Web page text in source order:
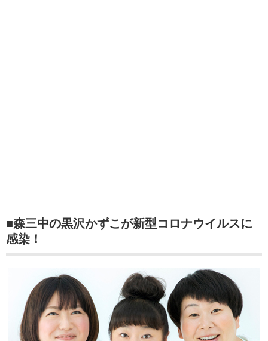
■森三中の黒沢かずこが新型コロナウイルスに
感染！